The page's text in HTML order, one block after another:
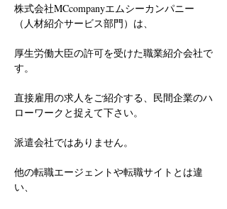
株式会社MCcompanyエムシーカンパニー
（人材紹介サービス部門）は、
厚生労働大臣の許可を受けた職業紹介会社で
す。
直接雇用の求人をご紹介する、民間企業のハ
ローワークと捉えて下さい。
派遣会社ではありません。
他の転職エージェントや転職サイトとは違
い、